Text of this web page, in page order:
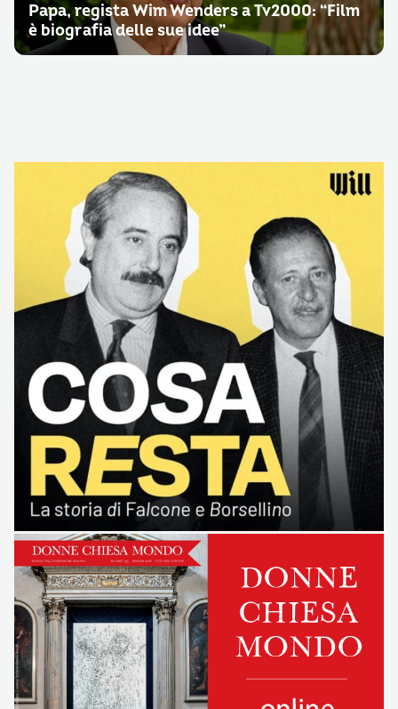
Papa, regista Wim Wenders a Tv2000: “Film
è biografia delle sue idee”